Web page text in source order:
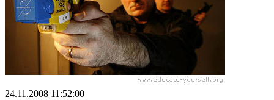
24.11.2008 11:52:00